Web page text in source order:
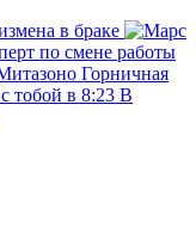
в браке
Горничная
В